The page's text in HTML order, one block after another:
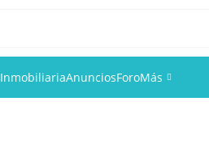
InmobiliariaAnunciosForoMás